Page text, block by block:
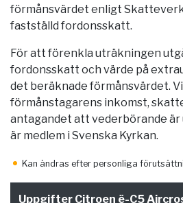
förmånsvärdet enligt
fastställd fordonsskatt.
För att förenkla uträkningen
fordonsskatt och värde på
det beräknade förmånsvärdet.
förmånstagarens inkomst,
antagandet att vederbörande är
är medlem i Svenska Kyrkan.
Kan ändras efter personliga
Uppgifter Citroen ë-C5